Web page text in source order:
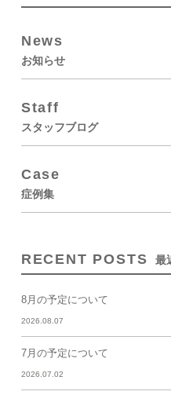
News
お知らせ
Staff
スタッフブログ
Case
症例集
RECENT POSTS 最
8月の予定について
2026.08.07
7月の予定について
2026.07.02